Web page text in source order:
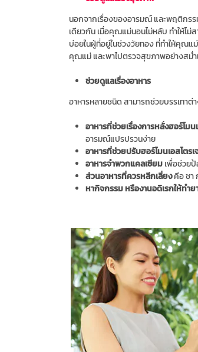
นอกจากเรื่องของอารมณ์ และพฤติกร
เดียวกัน เมื่อคุณแม่นอนไม่หลับ ทำให้ไ
บ่อยในผู้ที่อยู่ในช่วงวัยทอง ที่ทำให้คุณ
คุณแม่ และพาไปตรวจสุขภาพอย่างสม่ำ
ช่วยดูแลเรื่องอาหาร
อาหารหลายชนิด สามารถช่วยบรรเทาต่
อาหารที่ช่วยเรื่องการหลั่งฮอร์โม
อารมณ์แปรปรวนง่าย
อาหารที่ช่วยปรับฮอร์โมนเอสโตร
อาหารจำพวกแคลเซียม เพื่อช่วย
ส่วนอาหารที่ควรหลีกเลี่ยงคือ ชา
หากิจกรรม หรืองานอดิเรกให้ทำย